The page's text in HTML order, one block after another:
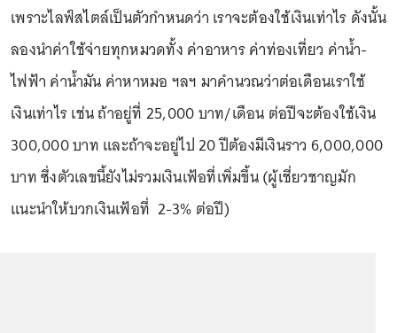
เพราะไลฟ์สไตล์เป็นตัวกำหนดว่า เราจะต้องใช้เงินเท่าไร ดังนั้น
ลองนำค่าใช้จ่ายทุกหมวดทั้ง ค่าอาหาร ค่าท่องเที่ยว ค่าน้ำ-
ไฟฟ้า ค่าน้ำมัน ค่าหาหมอ ฯลฯ มาคำนวณว่าต่อเดือนเราใช้
เงินเท่าไร เช่น ถ้าอยู่ที่ 25,000 บาท/เดือน ต่อปีจะต้องใช้เงิน
300,000 บาท และถ้าจะอยู่ไป 20 ปีต้องมีเงินราว 6,000,000
บาท ซึ่งตัวเลขนี้ยังไม่รวมเงินเฟ้อที่เพิ่มขึ้น (ผู้เชี่ยวชาญมัก
แนะนำให้บวกเงินเฟ้อที่ 2-3% ต่อปี)